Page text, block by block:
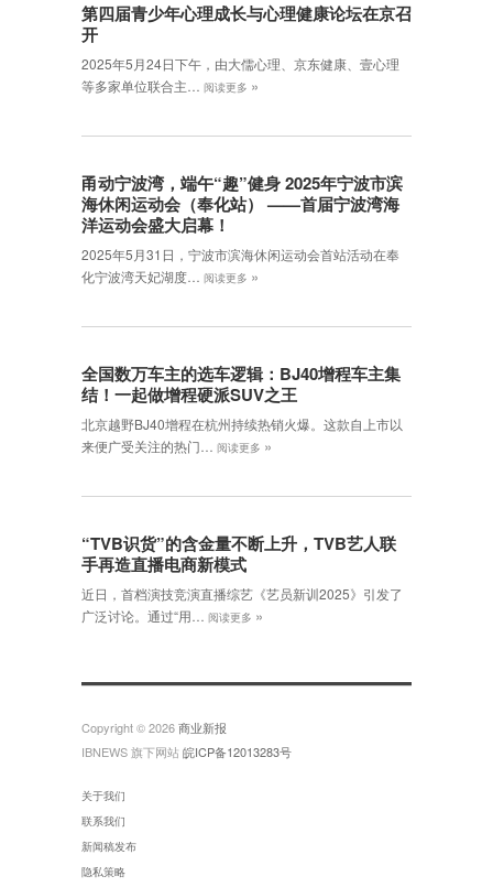
第四届青少年心理成长与心理健康论坛在京召
开
2025年5月24日下午，由大儒心理、京东健康、壹心理
等多家单位联合主…
阅读更多 »
甬动宁波湾，端午“趣”健身 2025年宁波市滨
海休闲运动会（奉化站） ——首届宁波湾海
洋运动会盛大启幕！
2025年5月31日，宁波市滨海休闲运动会首站活动在奉
化宁波湾天妃湖度…
阅读更多 »
全国数万车主的选车逻辑：BJ40增程车主集
结！一起做增程硬派SUV之王
北京越野BJ40增程在杭州持续热销火爆。这款自上市以
来便广受关注的热门…
阅读更多 »
“TVB识货”的含金量不断上升，TVB艺人联
手再造直播电商新模式
近日，首档演技竞演直播综艺《艺员新训2025》引发了
广泛讨论。通过“用…
阅读更多 »
Copyright © 2026商业新报
IBNEWS 旗下网站 皖ICP备12013283号
关于我们
联系我们
新闻稿发布
隐私策略